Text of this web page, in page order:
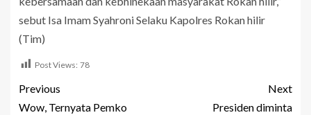
sebut Isa Imam Syahroni Selaku Kapolres Rokan hilir
(Tim)
Post Views: 78
Previous
Wow, Ternyata Pemko
Next
Presiden diminta